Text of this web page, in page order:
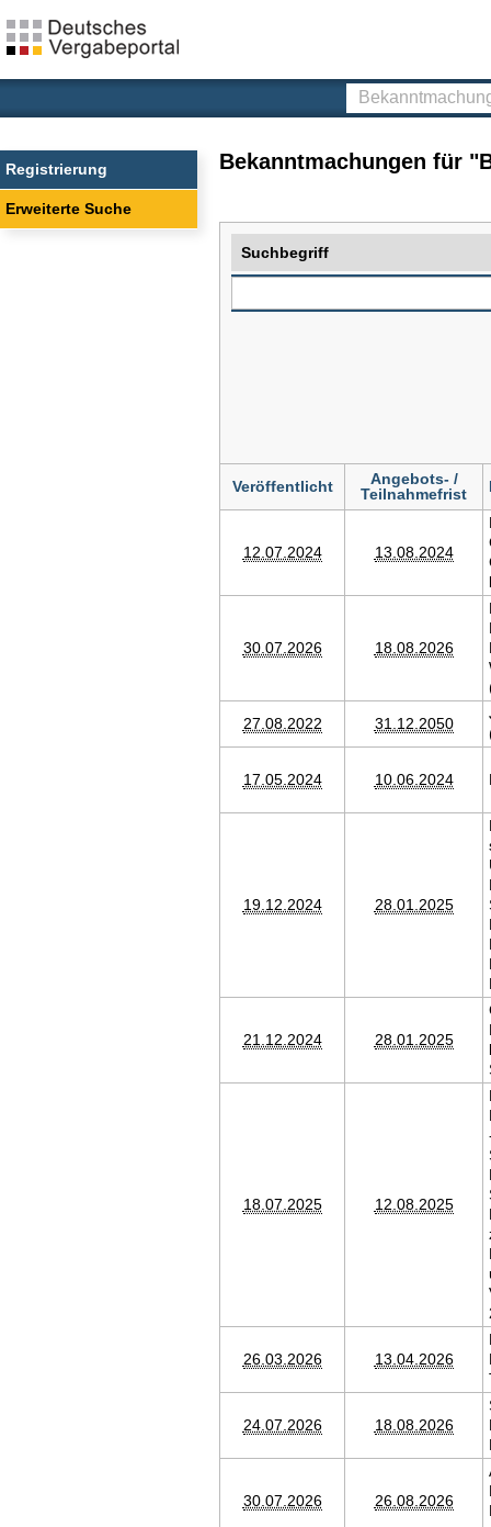
Deutsches
Vergabeportal
Bekanntmachungen
finden
Registrierung
Erweiterte Suche
Bekanntmachungen für
Suchbegriff
Veröffentlicht
Angebots- /
Teilnahmefrist
12.07.2024 13.08.2024
30.07.2026 18.08.2026
27.08.2022 31.12.2050
17.05.2024 10.06.2024
19.12.2024 28.01.2025
21.12.2024 28.01.2025
18.07.2025 12.08.2025
26.03.2026 13.04.2026
24.07.2026 18.08.2026
30.07.2026 26.08.2026